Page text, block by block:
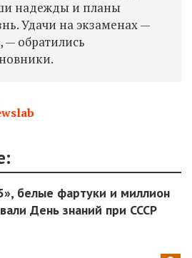
надежды и планы
Удачи на экзаменах —
— обратились
белые фартуки и миллион
День знаний при СССР